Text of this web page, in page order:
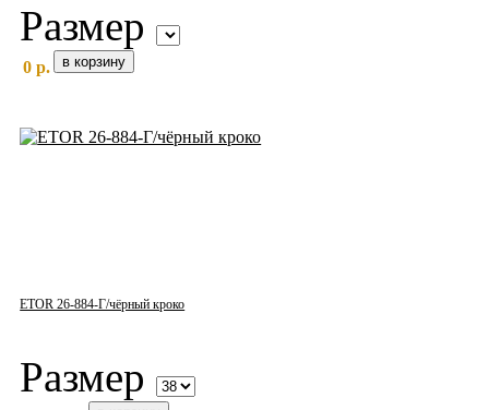
Размер
0 р.
ETOR 26-884-Г/чёрный кроко
Размер